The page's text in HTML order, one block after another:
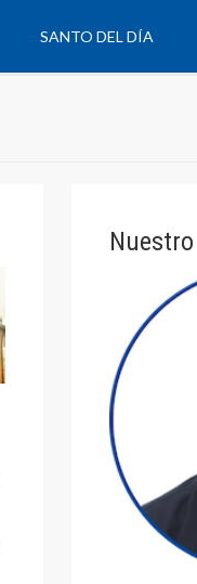
SANTO DEL DÍA